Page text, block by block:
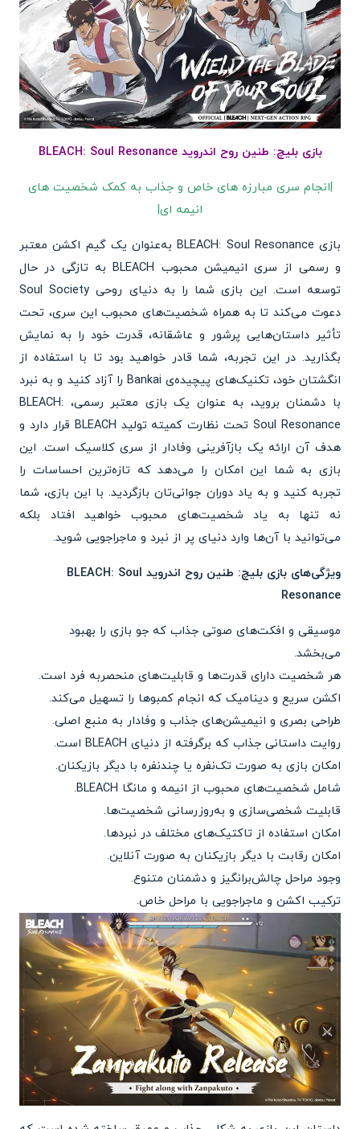
بازی بلیچ: طنین روح اندروید BLEACH: Soul Resonance
|انجام سری مبارزه های خاص و جذاب به کمک شخصیت های
انیمه ای|
بازی BLEACH: Soul Resonance به‌عنوان یک گیم اکشن معتبر
و رسمی از سری انیمیشن محبوب BLEACH به تازگی در حال
توسعه است. این بازی شما را به دنیای روحی Soul Society
دعوت می‌کند تا به همراه شخصیت‌های محبوب این سری، تحت
تأثیر داستان‌هایی پرشور و عاشقانه، قدرت خود را به نمایش
بگذارید. در این تجربه، شما قادر خواهید بود تا با استفاده از
انگشتان خود، تکنیک‌های پیچیده‌ی Bankai را آزاد کنید و به نبرد
با دشمنان بروید، به عنوان یک بازی معتبر رسمی، BLEACH:
Soul Resonance تحت نظارت کمیته تولید BLEACH قرار دارد و
هدف آن ارائه یک بازآفرینی وفادار از سری کلاسیک است. این
بازی به شما این امکان را می‌دهد که تازه‌ترین احساسات را
تجربه کنید و به یاد دوران جوانی‌تان بازگردید. با این بازی، شما
نه تنها به یاد شخصیت‌های محبوب خواهید افتاد بلکه
می‌توانید با آن‌ها وارد دنیای پر از نبرد و ماجراجویی شوید.
ویژگی‌های بازی بلیچ: طنین روح اندروید BLEACH: Soul
Resonance
موسیقی و افکت‌های صوتی جذاب که جو بازی را بهبود
می‌بخشد.
هر شخصیت دارای قدرت‌ها و قابلیت‌های منحصربه فرد است.
اکشن سریع و دینامیک که انجام کمبوها را تسهیل می‌کند.
طراحی بصری و انیمیشن‌های جذاب و وفادار به منبع اصلی.
روایت داستانی جذاب که برگرفته از دنیای BLEACH است.
امکان بازی به صورت تک‌نفره یا چندنفره با دیگر بازیکنان.
شامل شخصیت‌های محبوب از انیمه و مانگا BLEACH.
قابلیت شخصی‌سازی و به‌روزرسانی شخصیت‌ها.
امکان استفاده از تاکتیک‌های مختلف در نبردها.
امکان رقابت با دیگر بازیکنان به صورت آنلاین.
وجود مراحل چالش‌برانگیز و دشمنان متنوع.
ترکیب اکشن و ماجراجویی با مراحل خاص.